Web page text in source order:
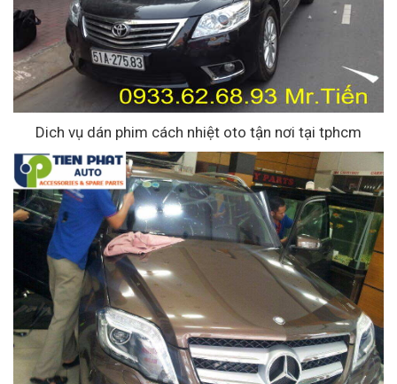
Dich vụ dán phim cách nhiệt oto tận nơi tại tphcm